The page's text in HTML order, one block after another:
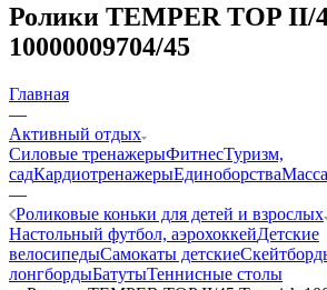
Ролики TEMPER TOP II/
10000009704/45
Главная
—
Активный отдых
Силовые тренажерыФитнесТуризм,
садКардиотренажерыЕдиноборства
—
Роликовые коньки для детей и взрослых
Настольный футбол, аэрохоккейДетские
велосипедыСамокаты детские
лонгбордыБатутыТеннисные столы